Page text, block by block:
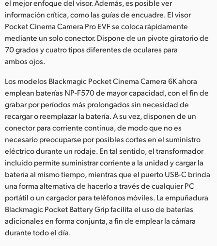
el mejor enfoque del visor. Además, es posible ver
información crítica, como las guías de encuadre. El visor
Pocket Cinema Camera Pro EVF se coloca rápidamente
mediante un solo conector. Dispone de un pivote giratorio de
70 grados y cuatro tipos diferentes de oculares para
ambos ojos.
Los modelos Blackmagic Pocket Cinema Camera 6K ahora
emplean baterías NP-F570 de mayor capacidad, con el fin de
grabar por períodos más prolongados sin necesidad de
recargar o reemplazar la batería. A su vez, disponen de un
conector para corriente continua, de modo que no es
necesario preocuparse por posibles cortes en el suministro
eléctrico durante un rodaje. En tal sentido, el transformador
incluido permite suministrar corriente a la unidad y cargar la
batería al mismo tiempo, mientras que el puerto USB-C brinda
una forma alternativa de hacerlo a través de cualquier PC
portátil o un cargador para teléfonos móviles. La empuñadura
Blackmagic Pocket Battery Grip facilita el uso de baterías
adicionales en forma conjunta, a fin de emplear la cámara
durante todo el día.